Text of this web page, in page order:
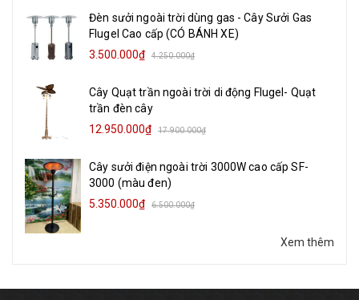
Đèn sưởi ngoài trời dùng gas - Cây Sưởi Gas
Flugel Cao cấp (CÓ BÁNH XE)
3.500.000₫
4.250.000₫
Cây Quạt trần ngoài trời di động Flugel- Quạt
trần đèn cây
12.950.000₫
17.900.000₫
Cây sưởi điện ngoài trời 3000W cao cấp SF-
3000 (màu đen)
5.350.000₫
6.500.000₫
Xem thêm